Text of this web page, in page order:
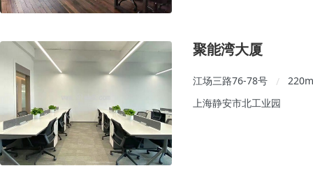
聚能湾大厦
江场三路76-78号 / 220
上海静安市北工业园